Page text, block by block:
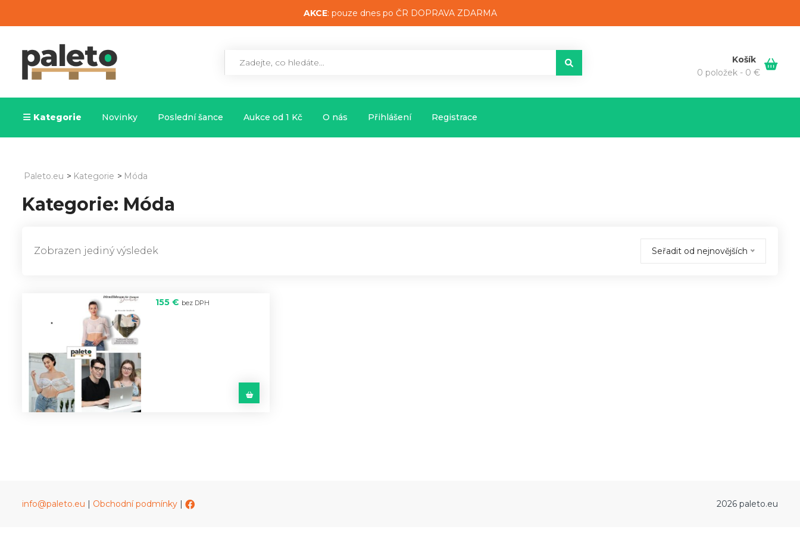
AKCE: pouze dnes po ČR DOPRAVA ZDARMA
Košík
0 položek - 0 €
Kategorie Novinky Poslední šance Aukce od 1 Kč O nás Přihlášení Registrace
Paleto.eu > Kategorie > Móda
Kategorie: Móda
Zobrazen jediný výsledek Seřadit od nejnovějších
155 € bez DPH
info@paleto.eu Obchodní podmínky 2026 paleto.eu